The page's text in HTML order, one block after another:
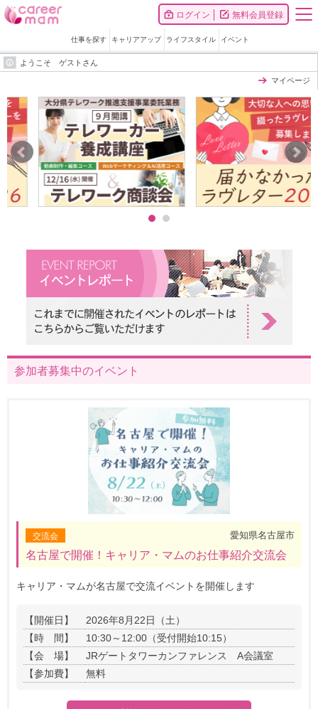
ログイン 無料会員登録
仕事を探す キャリアアップ ライフスタイル イベント
ようこそ ゲストさん
マイページ
参加者募集中のイベント
交流会 愛知県名古屋市
名古屋で開催！キャリア・マムのお仕事紹介交流会
キャリア・マムが名古屋で交流イベントを開催します
【開催日】
2026年8月22日（土）
【時 間】
10:30～12:00（受付開始10:15）
【会 場】
JRゲートタワーカンファレンス A会議室
【参加費】
無料